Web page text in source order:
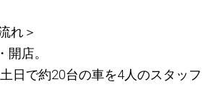
れ＞
店。
日で約20台の車を4人のスタッフ